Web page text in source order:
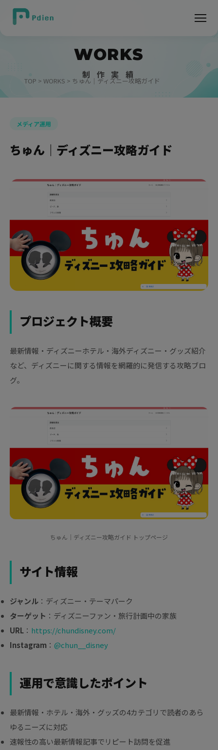
WORKS
制 作 実 績
TOP > WORKS > ちゅん｜ディズニー攻略ガイド
メディア運用
ちゅん｜ディズニー攻略ガイド
プロジェクト概要
最新情報・ディズニーホテル・海外ディズニー・グッズ紹介
など、ディズニーに関する情報を網羅的に発信する攻略ブロ
グ。
ちゅん｜ディズニー攻略ガイド トップページ
サイト情報
ジャンル ：ディズニー・テーマパーク
ターゲット ：ディズニーファン・旅行計画中の家族
URL ： https://chundisney.com/
Instagram ： @chun__disney
運用で意識したポイント
最新情報・ホテル・海外・グッズの4カテゴリで読者のあら
ゆるニーズに対応
速報性の高い最新情報記事でリピート訪問を促進